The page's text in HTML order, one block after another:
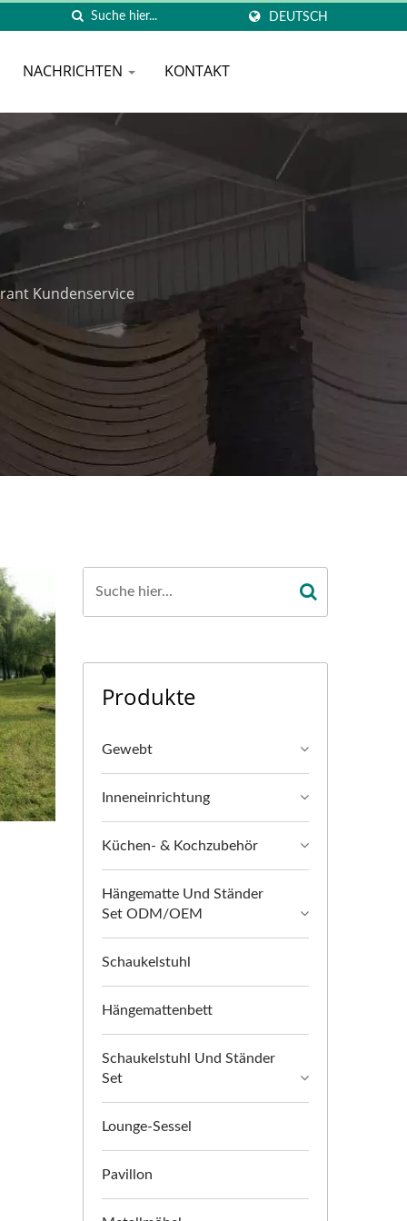
DEUTSCH
NACHRICHTEN KONTAKT
Kundenservice
Produkte
Gewebt
Inneneinrichtung
Küchen- & Kochzubehör
Hängematte Und Ständer
Set ODM/OEM
Schaukelstuhl
Hängemattenbett
Schaukelstuhl Und Ständer
Set
Lounge-Sessel
Pavillon